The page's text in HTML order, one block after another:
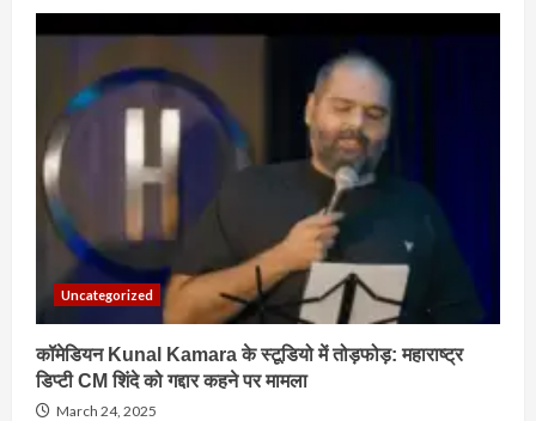
Uncategorized
कॉमेडियन Kunal Kamara के स्टूडियो में तोड़फोड़: महाराष्ट्र
डिप्टी CM शिंदे को गद्दार कहने पर मामला
March 24, 2025